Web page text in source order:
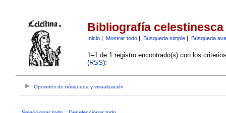
Bibliografía celestinesca
Inicio| Mostrar todo| Búsqueda simple| Búsqueda
1–1 de 1 registro encontrado(s) con los
(RSS):
Opciones de búsqueda y visualización